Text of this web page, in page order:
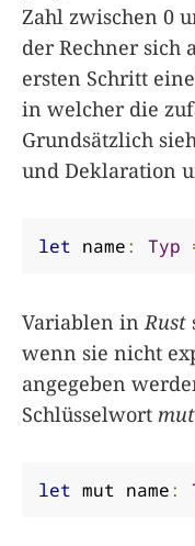
Zahl zwischen 0
der Rechner sich
ersten Schritt
in welcher die
Grundsätzlich
und Deklaration
let name: Typ
Variablen in Rust
wenn sie nicht
angegeben
Schlüsselwort mut
let mut name: